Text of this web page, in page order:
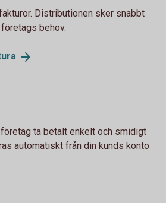
Distributionen sker snabbt
behov.
ta betalt enkelt och smidigt
automatiskt från din kunds konto